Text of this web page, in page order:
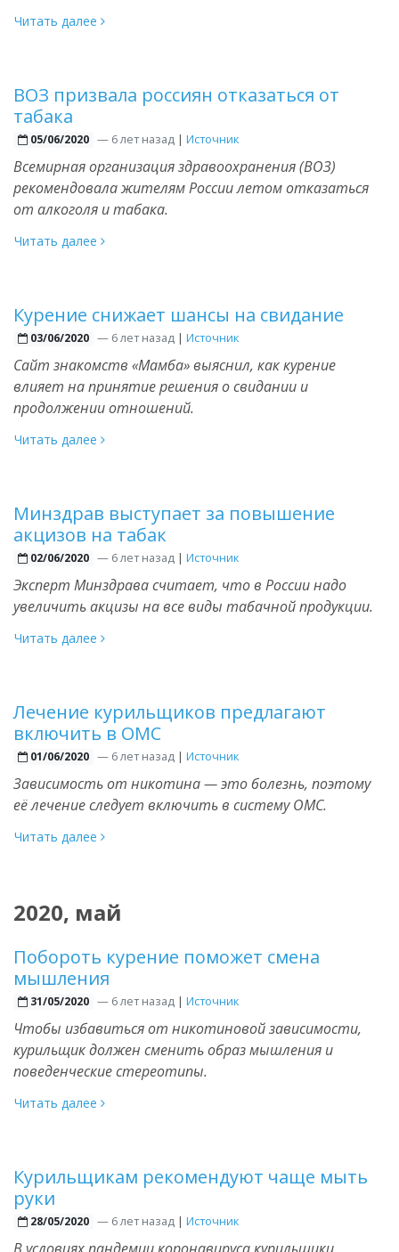
Читать далее
ВОЗ призвала россиян отказаться от
табака
05/06/2020 —6 лет назад | Источник
Всемирная организация здравоохранения (ВОЗ)
рекомендовала жителям России летом отказаться
от алкоголя и табака.
Читать далее
Курение снижает шансы на свидание
03/06/2020 —6 лет назад | Источник
Сайт знакомств «Мамба» выяснил, как курение
влияет на принятие решения о свидании и
продолжении отношений.
Читать далее
Минздрав выступает за повышение
акцизов на табак
02/06/2020 —6 лет назад | Источник
Эксперт Минздрава считает, что в России надо
увеличить акцизы на все виды табачной продукции.
Читать далее
Лечение курильщиков предлагают
включить в ОМС
01/06/2020 —6 лет назад | Источник
Зависимость от никотина — это болезнь, поэтому
её лечение следует включить в систему ОМС.
Читать далее
2020, май
Побороть курение поможет смена
мышления
31/05/2020 —6 лет назад | Источник
Чтобы избавиться от никотиновой зависимости,
курильщик должен сменить образ мышления и
поведенческие стереотипы.
Читать далее
Курильщикам рекомендуют чаще мыть
руки
28/05/2020 —6 лет назад | Источник